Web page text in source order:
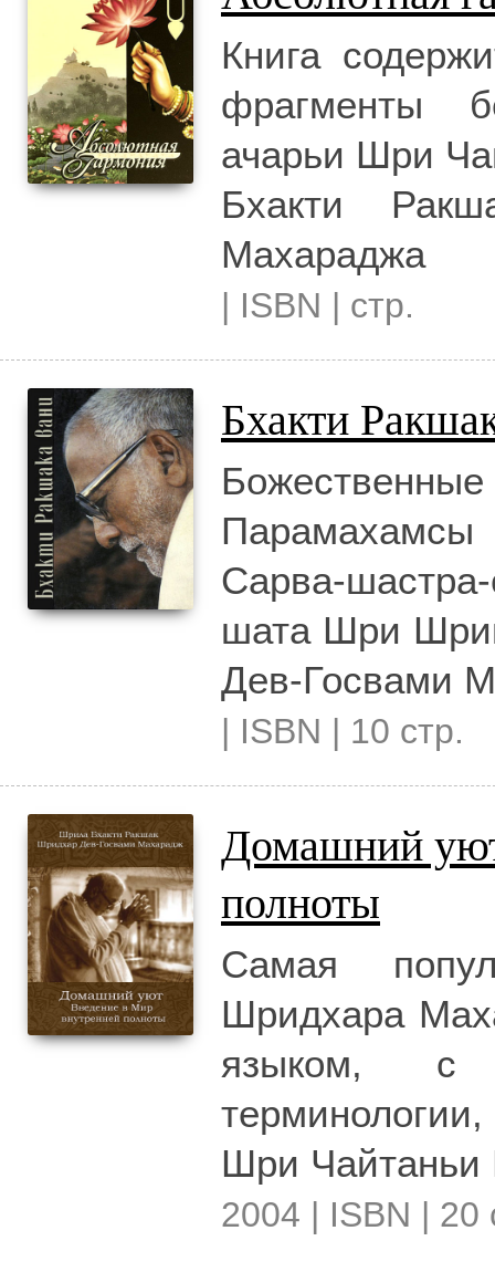
Книга
фрагменты
ачарьи Шри
Бхакти
Махараджа
| ISBN | стр.
Бхакти
Сарва-
шата Шри
Дев-Госвами
| ISBN | 10 стр.
Домашний
полноты
Самая
Шридхара
языком, с
Шри Чайтаньи
2004 | ISBN | 20